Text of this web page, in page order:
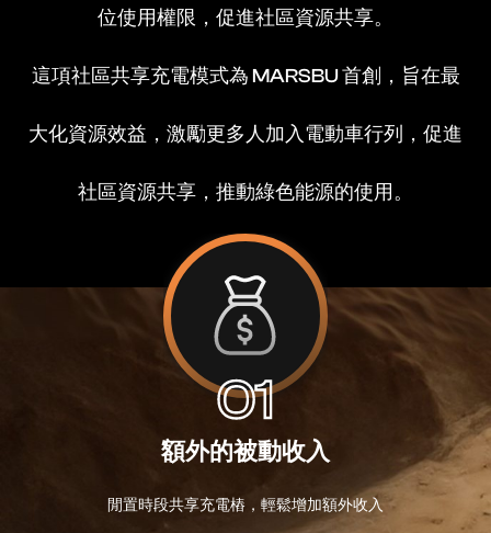
充電椿主！
位使用權限，促進社區資源共享。
這項社區共享充電模式為 MARSBU 首創，旨在最
大化資源效益，激勵更多人加入電動車行列，促進
社區資源共享，推動綠色能源的使用。
01
額外的被動收入
閒置時段共享充電樁，輕鬆增加額外收入